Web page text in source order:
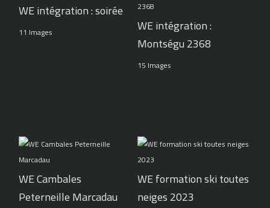
WE intégration : soirée
11 Images
WE intégration :
Montségu 2368
15 Images
WE Cambales
Peterneille Marcadau
WE formation ski toutes
neiges 2023